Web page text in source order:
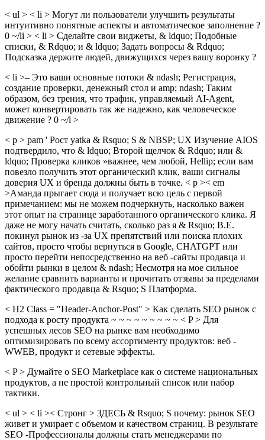
< ul > < li > Могут ли пользователи улучшить результаты
интуитивно понятные аспекты и автоматическое заполнение ?
0 ~/li > < li > Сделайте свои виджеты, & ldquo; Подобные
списки, & Rdquo; и & ldquo; Задать вопросы & Rdquo;
Подсказка держите людей, движущихся через вашу воронку ?
< li >– Это ваши основные потоки & ndash; Регистрация,
создание проверки, денежный стол и amp; ndash; Таким
образом, без трения, что трафик, управляемый AI-Agent,
может конвертировать так же надежно, как человеческое
движение ? 0 ~/l >
< p > pam ' Рост yatka & Rsquo; S & NBSP; UX Изучение AIOS
подтвердило, что & ldquo; Второй щелчок & Rdquo; или &
ldquo; Проверка кликов »важнее, чем любой, Hellip; если вам
повезло получить этот органический клик, ваши сигналы
доверия UX и бренда должны быть в точке. < p >< em
>Аманда прыгает сюда и получает всю цель с первой
примечанием: мы не можем подчеркнуть, насколько важен
этот опыт на странице заработанного органического клика. Я
даже не могу начать считать, сколько раз я & Rsquo; В.Е.
покинул рынок из -за UX препятствий или поиска плохих
сайтов, просто чтобы вернуться в Google, CHATGPT или
просто перейти непосредственно на веб -сайты продавца и
обойти рынки в целом & ndash; Несмотря на мое сильное
желание сравнить варианты и прочитать отзывы за пределами
фактического продавца & Rsquo; S Платформа.
< H2 Class = "Header-Anchor-Post" > Как сделать SEO рынок с
подхода к росту продукта ~ ~ ~ ~ ~ ~ ~ ~ ~ < P > Для
успешных лесов SEO на рынке вам необходимо
оптимизировать по всему ассортименту продуктов: веб -
WWEB, продукт и сетевые эффекты.
< P > Думайте о SEO Marketplace как о системе национальных
продуктов, а не простой контрольный список или набор
тактики.
< ul > < li >< Стронг > ЗДЕСЬ & Rsquo; S почему: рынок SEO
живет и умирает с объемом и качеством страниц. В результате
SEO -Профессионалы должны стать менеджерами по